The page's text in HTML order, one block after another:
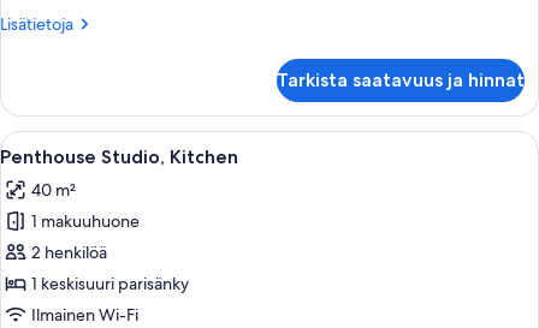
kuvat
Lisätietoja
Lisätietoja
Studio
with
Kitchen
Tarkista saatavuus ja hinnat
Avaa
kaikki
huonetyypin
Penthouse
Studio,
Kitchen
kuvat
Moderni hotellihuone, jossa on
8
Penthouse Studio, Kitchen
40 m²
1 makuuhuone
2 henkilöä
1 keskisuuri parisänky
Ilmainen Wi-Fi